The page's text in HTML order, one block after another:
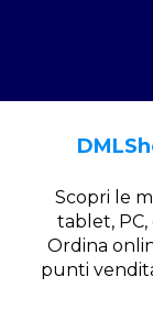
Scopri le
tablet,
Ordina
punti